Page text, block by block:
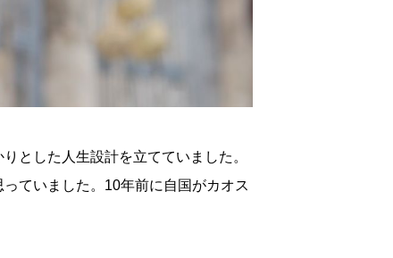
とした人生設計を立てていました。
ていました。10年前に自国がカオス